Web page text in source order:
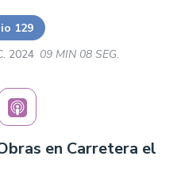
129
2024 09 MIN 08 SEG.
en Carretera el